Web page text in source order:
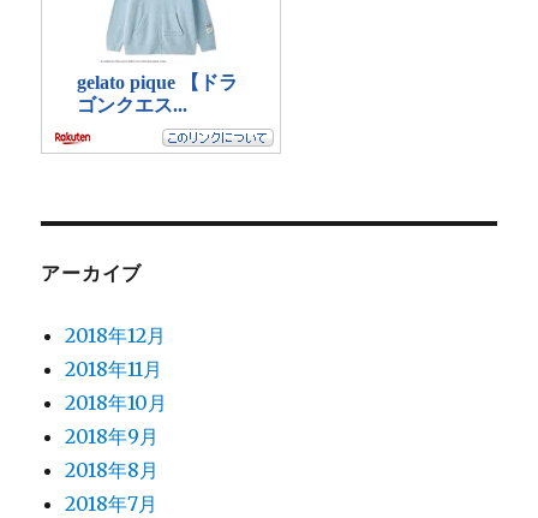
アーカイブ
2018年12月
2018年11月
2018年10月
2018年9月
2018年8月
2018年7月